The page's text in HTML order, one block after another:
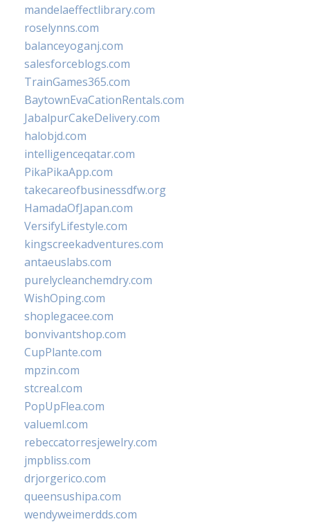
mandelaeffectlibrary.com
roselynns.com
balanceyoganj.com
salesforceblogs.com
TrainGames365.com
BaytownEvaCationRentals.com
JabalpurCakeDelivery.com
halobjd.com
intelligenceqatar.com
PikaPikaApp.com
takecareofbusinessdfw.org
HamadaOfJapan.com
VersifyLifestyle.com
kingscreekadventures.com
antaeuslabs.com
purelycleanchemdry.com
WishOping.com
shoplegacee.com
bonvivantshop.com
CupPlante.com
mpzin.com
stcreal.com
PopUpFlea.com
valueml.com
rebeccatorresjewelry.com
jmpbliss.com
drjorgerico.com
queensushipa.com
wendyweimerdds.com